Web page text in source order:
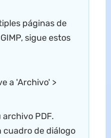
páginas de
sigue estos
a 'Archivo' >
PDF.
cuadro de diálogo